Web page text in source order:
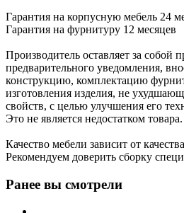
Гарантия на корпусную мебель 24
Гарантия на фурнитуру 12 месяцев
Производитель оставляет за собой
предварительного уведомления,
конструкцию, комплектацию
изготовления изделия, не
свойств, с целью улучшения его
Это не является недостатком товара.
Качество мебели зависит от
Рекомендуем доверить сборку
Ранее вы смотрели